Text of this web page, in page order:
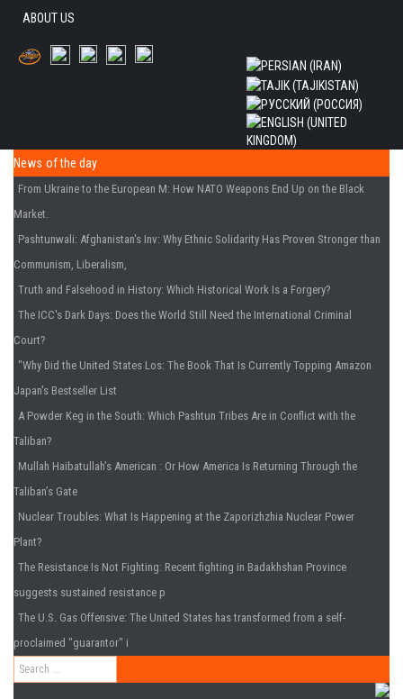
ABOUT US
News of the day
From Ukraine to the European M: How NATO Weapons End Up on the Black
Market.
Pashtunwali: Afghanistan's Inv: Why Ethnic Solidarity Has Proven Stronger than
Communism, Liberalism,
Truth and Falsehood in History: Which Historical Work Is a Forgery?
The ICC's Dark Days: Does the World Still Need the International Criminal
Court?
"Why Did the United States Los: The Book That Is Currently Topping Amazon
Japan's Bestseller List
A Powder Keg in the South: Which Pashtun Tribes Are in Conflict with the
Taliban?
Mullah Haibatullah’s American : Or How America Is Returning Through the
Taliban’s Gate
Nuclear Troubles: What Is Happening at the Zaporizhzhia Nuclear Power
Plant?
The Resistance Is Not Fighting: Recent fighting in Badakhshan Province
suggests sustained resistance p
The U.S. Gas Offensive: The United States has transformed from a self-
proclaimed "guarantor" i